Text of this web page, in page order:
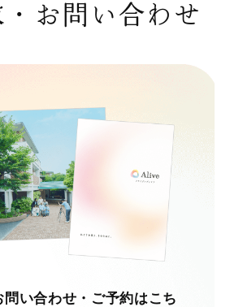
お問い合わせ
問い合わせ・ご予約はこち